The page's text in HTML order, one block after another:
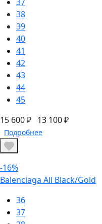
38
39
40
41
42
43
44
45
15 600 ₽ 13 100 ₽
Подробнее
-16%
Balenciaga All Black/Gold
36
37